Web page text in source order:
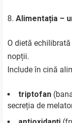
Alimentația –
O dietă
nopții.
Include în cină
triptofan
secreția de